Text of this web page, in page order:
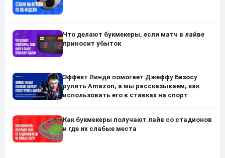
Что делают букмекеры, если матч в лайве
приносит убыток
Эффект Линди помогает Джеффу Безосу
рулить Amazon, а мы рассказываем, как
использовать его в ставках на спорт
Как букмекеры получают лайв со стадионов
и где их слабые места